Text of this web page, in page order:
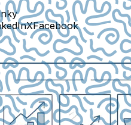
XFacebook